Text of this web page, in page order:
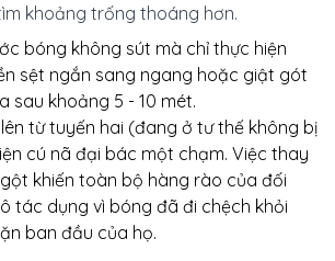
khoảng trống thoáng hơn.
bóng không sút mà chỉ thực hiện
sệt ngắn sang ngang hoặc giật gót
sau khoảng 5 - 10 mét.
từ tuyến hai (đang ở tư thế không bị
cú nã đại bác một chạm. Việc thay
khiến toàn bộ hàng rào của đối
tác dụng vì bóng đã đi chệch khỏi
ban đầu của họ.